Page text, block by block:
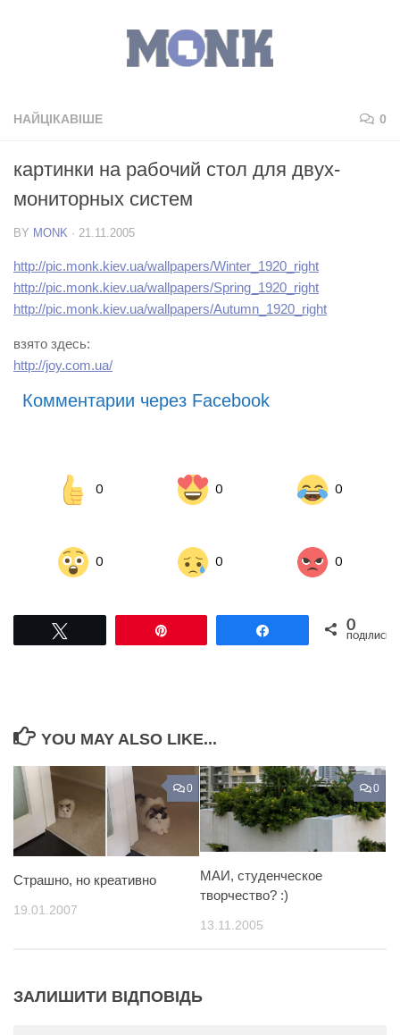
НАЙЦІКАВІШЕ 0
картинки на рабочий стол для двух-
мониторных систем
BY MONK · 21.11.2005
http://pic.monk.kiev.ua/wallpapers/Winter_1920_right
http://pic.monk.kiev.ua/wallpapers/Spring_1920_right
http://pic.monk.kiev.ua/wallpapers/Autumn_1920_right
взято здесь:
http://joy.com.ua/
Комментарии через Facebook
0 0 0
0 0 0
Поділитися0
ПОДІЛИСЬ
YOU MAY ALSO LIKE...
0
Страшно, но креативно
19.01.2007
0
МАИ, студенческое
творчество? :)
13.11.2005
ЗАЛИШИТИ ВІДПОВІДЬ